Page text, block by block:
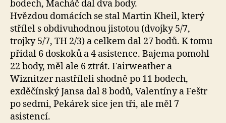
bodech, Macháč dal dva body.
Hvězdou domácích se stal Martin Kheil, který
střílel s obdivuhodnou jistotou (dvojky 5/7,
trojky 5/7, TH 2/3) a celkem dal 27 bodů. K tomu
přidal 6 doskoků a 4 asistence. Bajema pomohl
22 body, měl ale 6 ztrát. Fairweather a
Wiznitzer nastříleli shodně po 11 bodech,
exděčínský Jansa dal 8 bodů, Valentíny a Feštr
po sedmi, Pekárek sice jen tři, ale měl 7
asistencí.